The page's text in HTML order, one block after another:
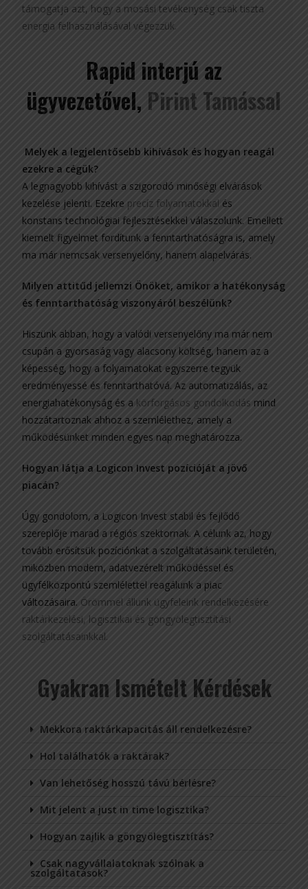
támogatja azt, hogy a mosási tevékenység csak tiszta
energia felhasználásával végezzük.
Rapid interjú az
ügyvezetővel, Pirint Tamással
Melyek a legjelentősebb kihívások és hogyan reagál
ezekre a cégük?
A legnagyobb kihívást a szigorodó minőségi elvárások
kezelése jelenti. Ezekre precíz folyamatokkal és
konstans technológiai fejlesztésekkel válaszolunk. Emellett
kiemelt figyelmet fordítunk a fenntarthatóságra is, amely
ma már nemcsak versenyelőny, hanem alapelvárás.
Milyen attitűd jellemzi Önöket, amikor a hatékonyság
és fenntarthatóság viszonyáról beszélünk?
Hiszünk abban, hogy a valódi versenyelőny ma már nem
csupán a gyorsaság vagy alacsony költség, hanem az a
képesség, hogy a folyamatokat egyszerre tegyük
eredményessé és fenntarthatóvá. Az automatizálás, az
energiahatékonyság és a körforgásos gondolkodás mind
hozzátartoznak ahhoz a szemlélethez, amely a
működésünket minden egyes nap meghatározza.
Hogyan látja a Logicon Invest pozícióját a jövő
piacán?
Úgy gondolom, a Logicon Invest stabil és fejlődő
szereplője marad a régiós szektornak. A célunk az, hogy
tovább erősítsük pozíciónkat a szolgáltatásaink területén,
miközben modern, adatvezérelt működéssel és
ügyfélközpontú szemlélettel reagálunk a piac
változásaira. Örömmel állunk ügyfeleink rendelkezésére
raktárkezelési, logisztikai és göngyölegtisztítási
szolgáltatásainkkal.
Gyakran Ismételt Kérdések
Mekkora raktárkapacitás áll rendelkezésre?
Hol találhatók a raktárak?
Van lehetőség hosszú távú bérlésre?
Mit jelent a just in time logisztika?
Hogyan zajlik a göngyölegtisztítás?
Csak nagyvállalatoknak szólnak a
szolgáltatások?